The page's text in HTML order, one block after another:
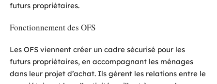
futurs propriétaires.
Fonctionnement des OFS
Les OFS viennent créer un cadre sécurisé pour les
futurs propriétaires, en accompagnant les ménages
dans leur projet d’achat. Ils gèrent les relations entre le